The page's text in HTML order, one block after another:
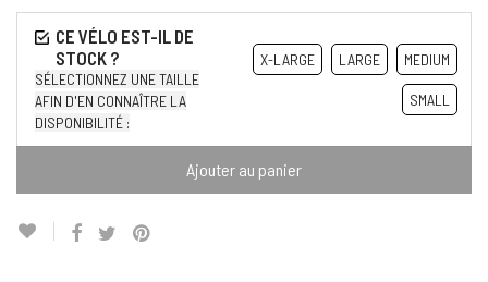
SÉLECTIONNEZ UNE TAILLE
AFIN D'EN CONNAÎTRE LA
DISPONIBILITÉ :
X-LARGE LARGE MEDIUM
SMALL
Ajouter au panier